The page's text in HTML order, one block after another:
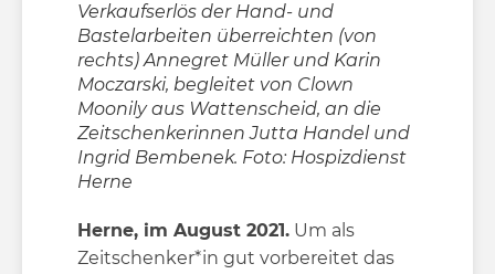
Verkaufserlös der Hand- und
Bastelarbeiten überreichten (von
rechts) Annegret Müller und Karin
Moczarski, begleitet von Clown
Moonily aus Wattenscheid, an die
Zeitschenkerinnen Jutta Handel und
Ingrid Bembenek. Foto: Hospizdienst
Herne
Herne, im August 2021. Um als
Zeitschenker*in gut vorbereitet das